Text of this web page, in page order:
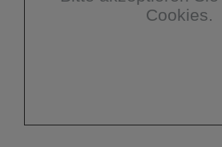
Cookies.